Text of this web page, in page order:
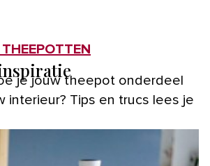
je jouw theepot onderdeel
interieur? Tips en trucs lees je